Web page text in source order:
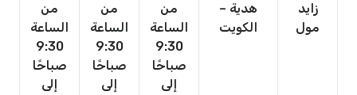
زايد
مول
هدية –
الكويت
من
الساعة
9:30
صباحًا
إلى
من
الساعة
9:30
صباحًا
إلى
من
الساعة
9:30
صباحًا
إلى